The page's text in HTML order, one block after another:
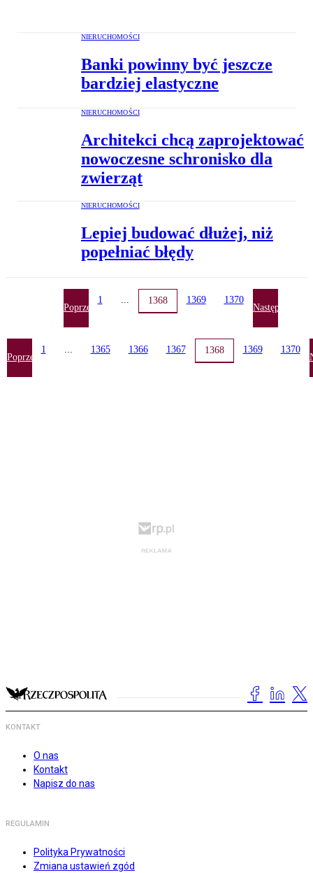
NIERUCHOMOŚCI
Banki powinny być jeszcze
bardziej elastyczne
NIERUCHOMOŚCI
Architekci chcą zaprojektować
nowoczesne schronisko dla
zwierząt
NIERUCHOMOŚCI
Lepiej budować dłużej, niż
popełniać błędy
Poprzednia
1 1368 1369 1370
Następna
Poprzednia
1 1365 1366 1367 1368 1369 1370
KONTAKT
O nas
Kontakt
Napisz do nas
REGULAMIN
Polityka Prywatności
Zmiana ustawień zgód